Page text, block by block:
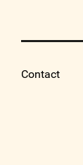
Contact